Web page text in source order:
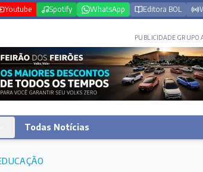
Youtube Spotify WhatsApp Editora BOL
PUBLICIDADE GRUPO
Todas Notícias